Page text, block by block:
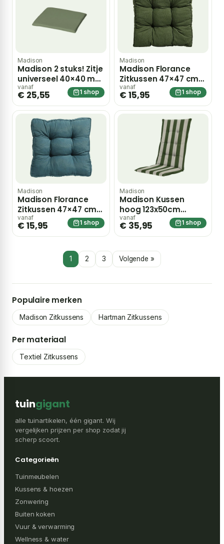
Madison
Madison 2 stuks! Zitje
universeel 40×40 met
rits Panama sage –
groen
vanaf
€ 25,55 1 shop
Madison
Madison Florance
Zitkussen 47×47 cm
Panama groen
vanaf
€ 15,95 1 shop
Madison
Madison Florance
Zitkussen 47×47 cm
Panama zeegroen –
groen
vanaf
€ 15,95 1 shop
Madison
Madison Kussen
hoog 123x50cm
Amora green
vanaf
€ 35,95 1 shop
1 2 3 Volgende »
Populaire merken
Madison Zitkussens Hartman Zitkussens
Per materiaal
Textiel Zitkussens
tuingigant
alle tuinartikelen, één gigant. Wij
vergelijken prijzen per shop zodat jij
scherp scoort.
Categorieën
Tuinmeubelen
Kussens & hoezen
Zonwering
Buiten koken
Vuur & verwarming
Wellness & water